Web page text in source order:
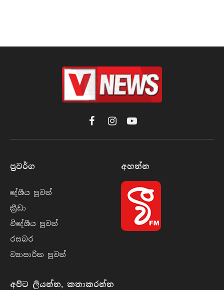
FacebookInstagramYouTube
ප්‍රවර්​ග
දේශීය පුව​ත්
ක්‍රී​ඩා
විදේශීය පුව​ත්
රසබ​ර
ව්‍යාපාරික පුව​ත්
අහන්​න
අපිට ලියන්න, කතාකරන්න